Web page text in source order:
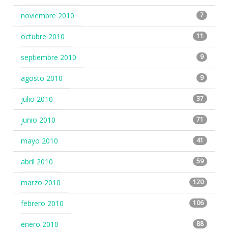
noviembre 2010 7
octubre 2010 11
septiembre 2010 9
agosto 2010 9
julio 2010 37
junio 2010 71
mayo 2010 41
abril 2010 59
marzo 2010 120
febrero 2010 106
enero 2010 88